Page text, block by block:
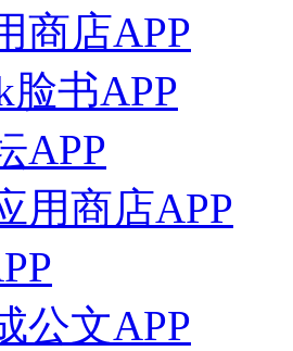
商店APP
脸书APP
APP
用商店APP
公文APP